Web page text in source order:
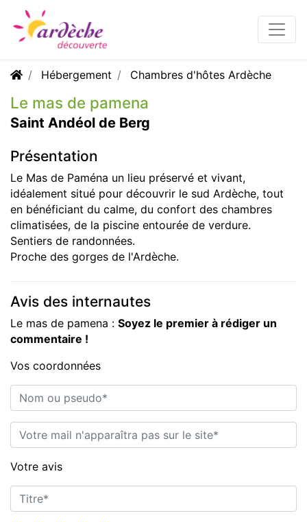
Hébergement Chambres d'hôtes Ardèche
Le mas de pamena
Saint Andéol de Berg
Présentation
Le Mas de Paména un lieu préservé et vivant,
idéalement situé pour découvrir le sud Ardèche, tout
en bénéficiant du calme, du confort des chambres
climatisées, de la piscine entourée de verdure.
Sentiers de randonnées.
Proche des gorges de l'Ardèche.
Avis des internautes
Le mas de pamena : Soyez le premier à rédiger un
commentaire !
Vos coordonnées
Nom ou pseudo*
E-mail*
Votre avis
Titre*